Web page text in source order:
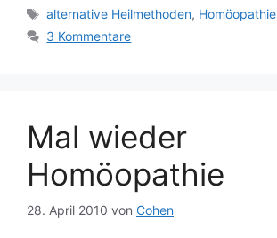
Schlagwörter
alternative Heilmethoden, Homöopathie
3 Kommentare
Mal wieder
Homöopathie
28. April 2010 von Cohen